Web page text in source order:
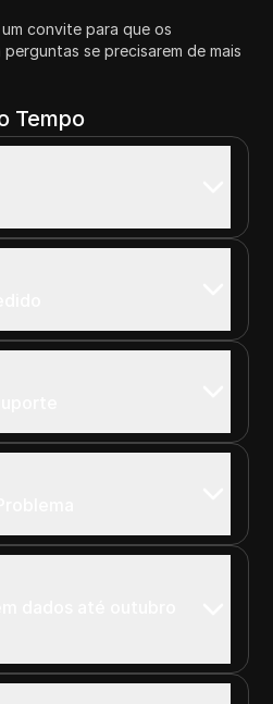
convite para que os
se precisarem de mais
Tempo